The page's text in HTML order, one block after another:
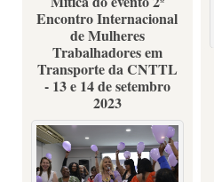
Encontro Internacional
de Mulheres
Trabalhadores em
Transporte da CNTTL
- 13 e 14 de setembro
2023